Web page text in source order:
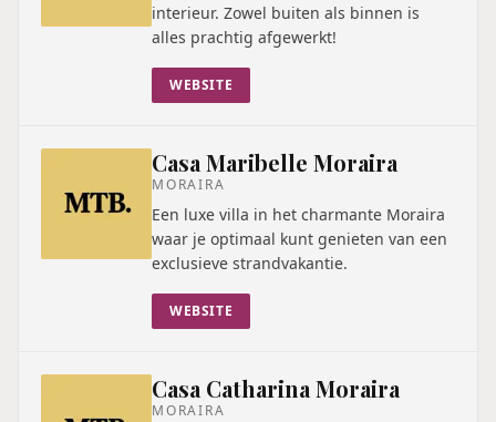
interieur. Zowel buiten als binnen is
alles prachtig afgewerkt!
WEBSITE
Casa Maribelle Moraira
MORAIRA
Een luxe villa in het charmante Moraira
waar je optimaal kunt genieten van een
exclusieve strandvakantie.
WEBSITE
Casa Catharina Moraira
MORAIRA